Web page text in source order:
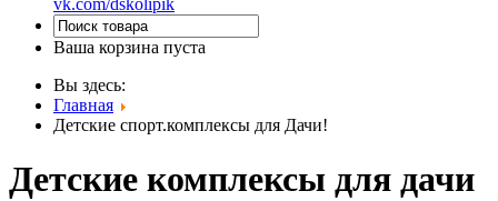
vk.com/dskolipik
Ваша корзина пуста
Вы здесь:
Главная
Детские спорт.комплексы для Дачи!
Детские комплексы для дачи